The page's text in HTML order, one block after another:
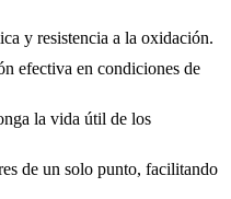
y resistencia a la oxidación.
efectiva en condiciones de
la vida útil de los
de un solo punto, facilitando